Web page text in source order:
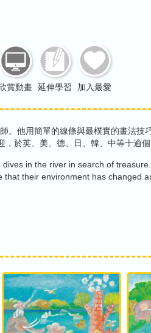
賞動畫 延伸學習 加入最愛
。他用簡單的線條與最樸實的畫法技
於英、美、德、日、韓、中等十逾
in the river in search of
their environment has changed